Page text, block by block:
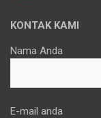
KONTAK KAMI
Nama Anda
E-mail anda